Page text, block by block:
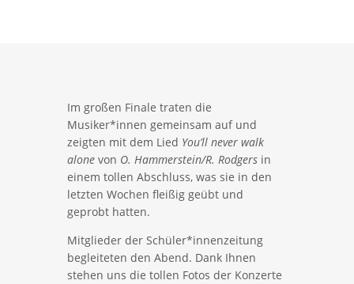
Im großen Finale traten die
Musiker*innen gemeinsam auf und
zeigten mit dem Lied You’ll never walk
alonevon O. Hammerstein/R. Rodgersin
einem tollen Abschluss, was sie in den
letzten Wochen fleißig geübt und
geprobt hatten.
Mitglieder der Schüler*innenzeitung
begleiteten den Abend. Dank Ihnen
stehen uns die tollen Fotos der Konzerte